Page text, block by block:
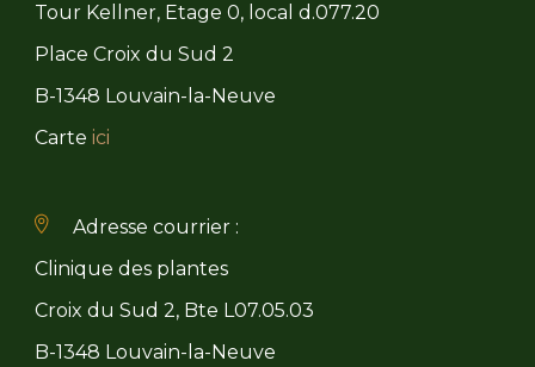
Tour Kellner, Etage 0, local d.077.20
Place Croix du Sud 2
B-1348 Louvain-la-Neuve
Carte ici
Adresse courrier :
Clinique des plantes
Croix du Sud 2, Bte L07.05.03
B-1348 Louvain-la-Neuve